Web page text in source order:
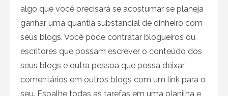
algo que você precisará se acostumar se planeja
ganhar uma quantia substancial de dinheiro com
seus blogs. Você pode contratar blogueiros ou
escritores que possam escrever o conteúdo dos
seus blogs e outra pessoa que possa deixar
comentários em outros blogs com um link para o
seu. Espalhe todas as tarefas em uma planilha e